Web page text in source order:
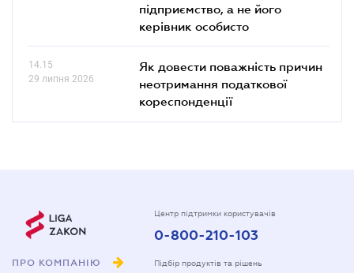
підприємство, а не його
керівник особисто
14.15
29 липня 2026
Як довести поважність причин
неотримання податкової
кореспонденції
ПРО КОМПАНІЮ
Центр підтримки користувачів
0-800-210-103
Підбір продуктів та рішень